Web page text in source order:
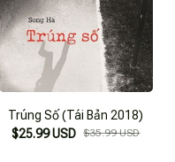
Trúng Số (Tái Bản 2018)
$25.99 USD
$35.99 USD